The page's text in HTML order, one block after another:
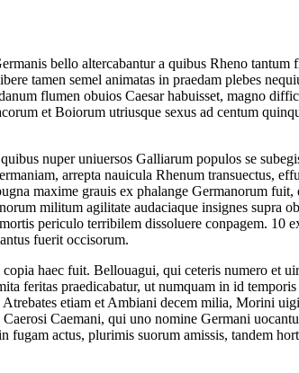
bello altercabantur a quibus Rheno
tamen semel animatas in praedam plebes
flumen obuios Caesar habuisset, magno
et Boiorum utriusque sexus ad centum
nuper uniuersos Galliarum populos se
arrepta nauicula Rhenum transuectus,
maxime grauis ex phalange Germanorum
militum agilitate audaciaque insignes supra
periculo terribilem dissoluere conpagem. 10
fuerit occisorum.
haec fuit. Bellouagui, qui ceteris numero et
feritas praedicabatur, ut numquam in id temporis
Atrebates etiam et Ambiani decem milia, Morini
Caemani, qui uno nomine Germani
fugam actus, plurimis suorum amissis, tandem